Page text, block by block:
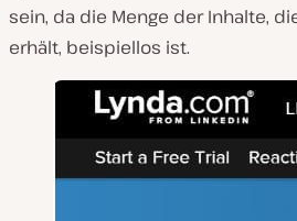
sein, da die Menge der Inhalte,
erhält, beispiellos ist.